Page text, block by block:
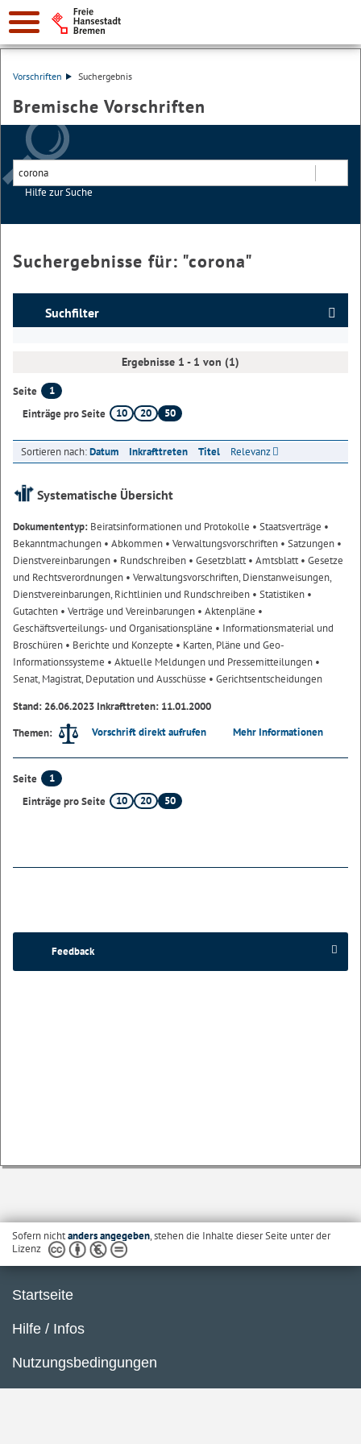
Vorschriften Suchergebnis
Bremische Vorschriften
Hilfe zur Suche
Suchergebnisse für: "corona"
Suchfilter
Ergebnisse 1 - 1 von (1)
Seite
1
Einträge pro Seite
10 20 50
Sortieren nach:Datum Inkrafttreten Titel Relevanz
Systematische Übersicht
Dokumententyp: Beiratsinformationen und Protokolle • Staatsverträge •
Bekanntmachungen • Abkommen • Verwaltungsvorschriften • Satzungen •
Dienstvereinbarungen • Rundschreiben • Gesetzblatt• Amtsblatt• Gesetze
und Rechtsverordnungen • Verwaltungsvorschriften, Dienstanweisungen,
Dienstvereinbarungen, Richtlinien und Rundschreiben • Statistiken •
Gutachten • Verträge und Vereinbarungen • Aktenpläne •
Geschäftsverteilungs- und Organisationspläne • Informationsmaterial und
Broschüren • Berichte und Konzepte • Karten, Pläne und Geo-
Informationssysteme • Aktuelle Meldungen und Pressemitteilungen •
Senat, Magistrat, Deputation und Ausschüsse • Gerichtsentscheidungen
Stand: 26.06.2023 Inkrafttreten: 11.01.2000
Themen:
Vorschrift direkt aufrufen Mehr Informationen
Seite
1
Einträge pro Seite
10 20 50
Feedback
Sofern nichtanders angegeben, stehen die Inhalte dieser Seite unter der
Lizenz
Startseite
Hilfe / Infos
Nutzungsbedingungen